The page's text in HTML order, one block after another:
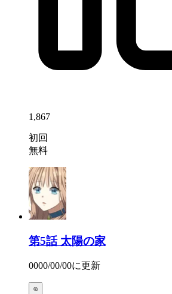
1,867
初回
無料
第5話 太陽の家
0000/00/00に更新